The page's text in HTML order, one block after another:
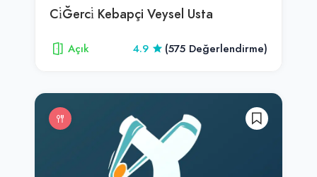
Ci̇Ğerci̇ Kebapçi Veysel Usta
Açık 4.9 (575 Değerlendirme)